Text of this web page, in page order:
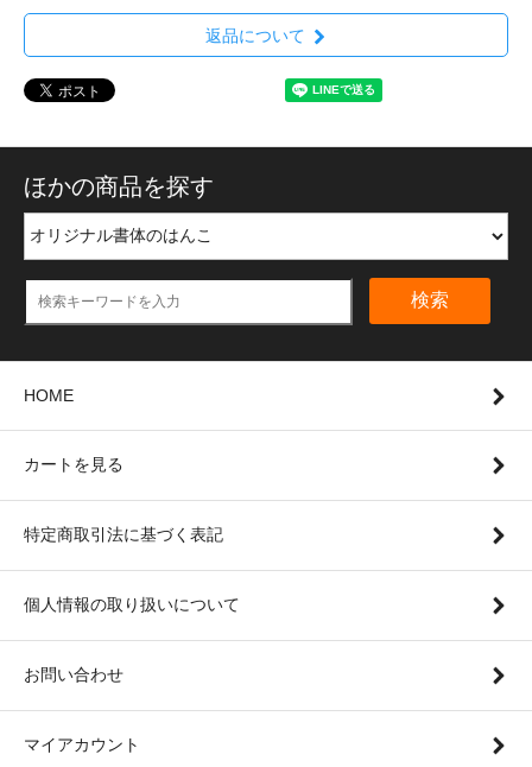
返品について
ほかの商品を探す
検索
HOME
カートを見る
特定商取引法に基づく表記
個人情報の取り扱いについて
お問い合わせ
マイアカウント